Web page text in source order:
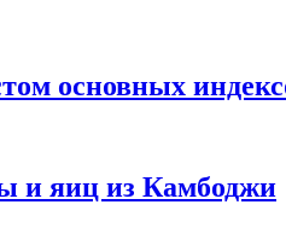
основных
и яиц из Камбоджи